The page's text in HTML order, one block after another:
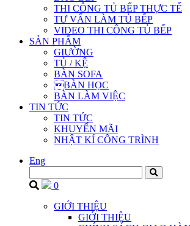
THI CÔNG TỦ BẾP THỰC TẾ
TƯ VẤN LÀM TỦ BẾP
VIDEO THI CÔNG TỦ BẾP
SẢN PHẨM
GIƯỜNG
TỦ / KỆ
BÀN SOFA
BÀN HỌC
BÀN LÀM VIỆC
TIN TỨC
TIN TỨC
KHUYẾN MÃI
NHẬT KÍ CÔNG TRÌNH
Eng
0
GIỚI THIỆU
GIỚI THIỆU